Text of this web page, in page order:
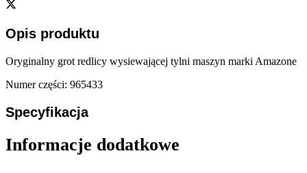
Opis produktu
Oryginalny grot redlicy wysiewającej tylni maszyn marki Amazone
Numer części: 965433
Specyfikacja
Informacje dodatkowe